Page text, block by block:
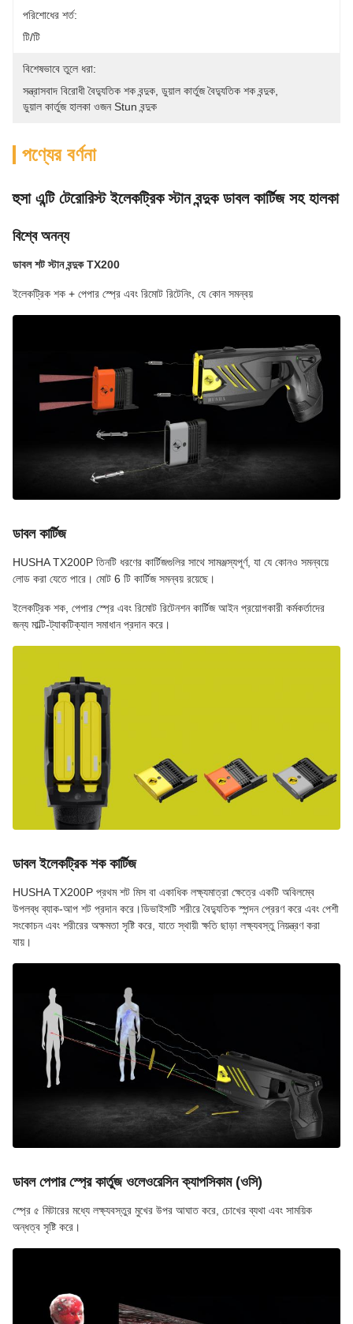
পরিশোধের শর্ত:
টি/টি
বিশেষভাবে তুলে ধরা:
সন্ত্রাসবাদ বিরোধী বৈদ্যুতিক শক বন্দুক ডুয়াল কার্তুজ বৈদ্যুতিক শক বন্দুক
ডুয়াল কার্তুজ হালকা ওজন Stun বন্দুক
পণ্যের বর্ণনা
হুসা এন্টি টেরোরিস্ট ইলেকট্রিক স্টান বন্দুক ডাবল কার্টিজ সহ হালকা
বিশ্বে অনন্য
ডাবল শট স্টান বন্দুক TX200
ইলেকট্রিক শক + পেপার স্প্রে এবং রিমোট রিটেনিং, যে কোন সমন্বয়
ডাবল কার্টিজ
HUSHA TX200P তিনটি ধরণের কার্টিজগুলির সাথে সামঞ্জস্যপূর্ণ, যা যে কোনও সমন্বয়ে
লোড করা যেতে পারে। মোট 6 টি কার্টিজ সমন্বয় রয়েছে।
ইলেকট্রিক শক, পেপার স্প্রে এবং রিমোট রিটেনশন কার্টিজ আইন প্রয়োগকারী কর্মকর্তাদের
জন্য মাল্টি-ট্যাকটিক্যাল সমাধান প্রদান করে।
ডাবল ইলেকট্রিক শক কার্টিজ
HUSHA TX200P প্রথম শট মিস বা একাধিক লক্ষ্যমাত্রা ক্ষেত্রে একটি অবিলম্বে
উপলব্ধ ব্যাক-আপ শট প্রদান করে।ডিভাইসটি শরীরে বৈদ্যুতিক স্পন্দন প্রেরণ করে এবং পেশী
সংকোচন এবং শরীরের অক্ষমতা সৃষ্টি করে, যাতে স্থায়ী ক্ষতি ছাড়া লক্ষ্যবস্তু নিয়ন্ত্রণ করা
যায়।
ডাবল পেপার স্প্রে কার্তুজ ওলেওরেসিন ক্যাপসিকাম (ওসি)
স্প্রে ৫ মিটারের মধ্যে লক্ষ্যবস্তুর মুখের উপর আঘাত করে, চোখের ব্যথা এবং সাময়িক
অন্ধত্ব সৃষ্টি করে।